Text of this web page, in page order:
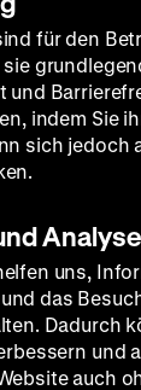
für den
und
indem Sie
sich jedoch
Analyse
uns,
das
Dadurch
und
auch